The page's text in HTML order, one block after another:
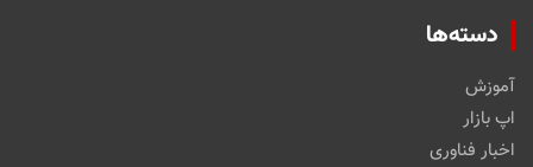
دسته‌ها
آموزش
اپ بازار
اخبار فناوری